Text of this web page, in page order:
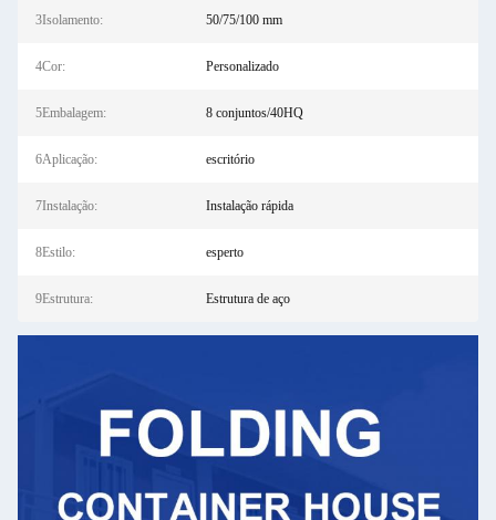
3Isolamento: 50/75/100 mm
4Cor: Personalizado
5Embalagem: 8 conjuntos/40HQ
6Aplicação: escritório
7Instalação: Instalação rápida
8Estilo: esperto
9Estrutura: Estrutura de aço